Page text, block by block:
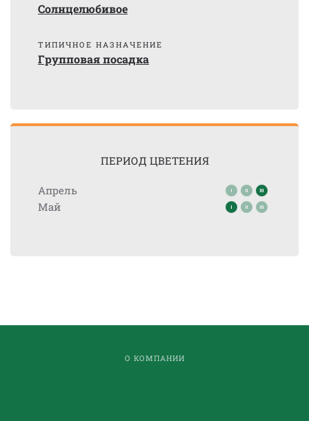
Солнцелюбивое
ТИПИЧНОЕ НАЗНАЧЕНИЕ
Групповая посадка
ПЕРИОД ЦВЕТЕНИЯ
Апрель
Май
О КОМПАНИИ